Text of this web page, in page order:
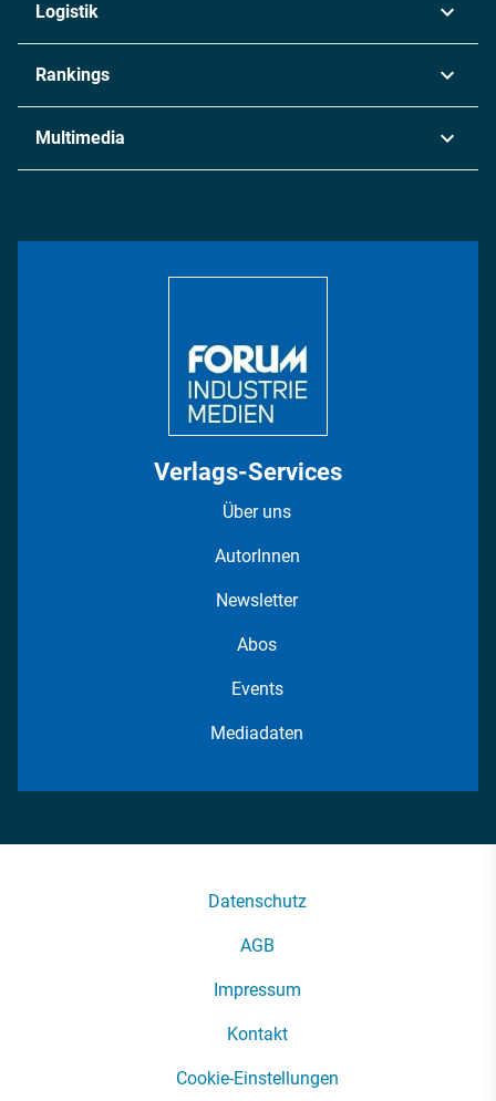
Chemie
Metall
Energie
Logistik
Rankings
Multimedia
Verlags-Services
Über uns
AutorInnen
Newsletter
Abos
Events
Mediadaten
Datenschutz
AGB
Impressum
Kontakt
Cookie-Einstellungen